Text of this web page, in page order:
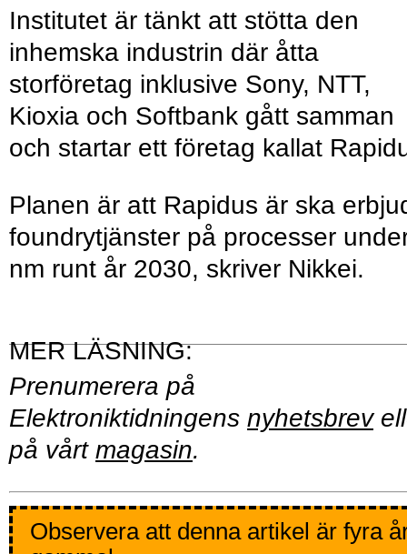
Institutet är tänkt att stötta den
inhemska industrin där åtta
storföretag inklusive Sony, NTT,
Kioxia och Softbank gått samman
och startar ett företag kallat
Planen är att Rapidus är ska
foundrytjänster på processer
nm runt år 2030, skriver Nikkei.
Prenumerera på
Elektroniktidningens nyhetsbrev
på vårt magasin.
Observera att denna artikel är fyra